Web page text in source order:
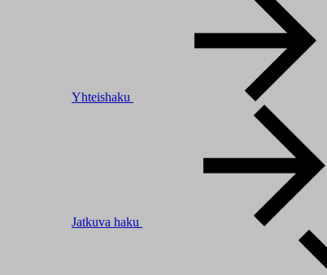
Yhteishaku
Jatkuva haku